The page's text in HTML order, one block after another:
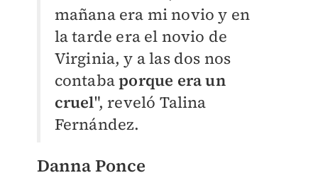
mañana era mi novio y en
la tarde era el novio de
Virginia, y a las dos nos
contabaporque era un
cruel", reveló Talina
Fernández.
Danna Ponce